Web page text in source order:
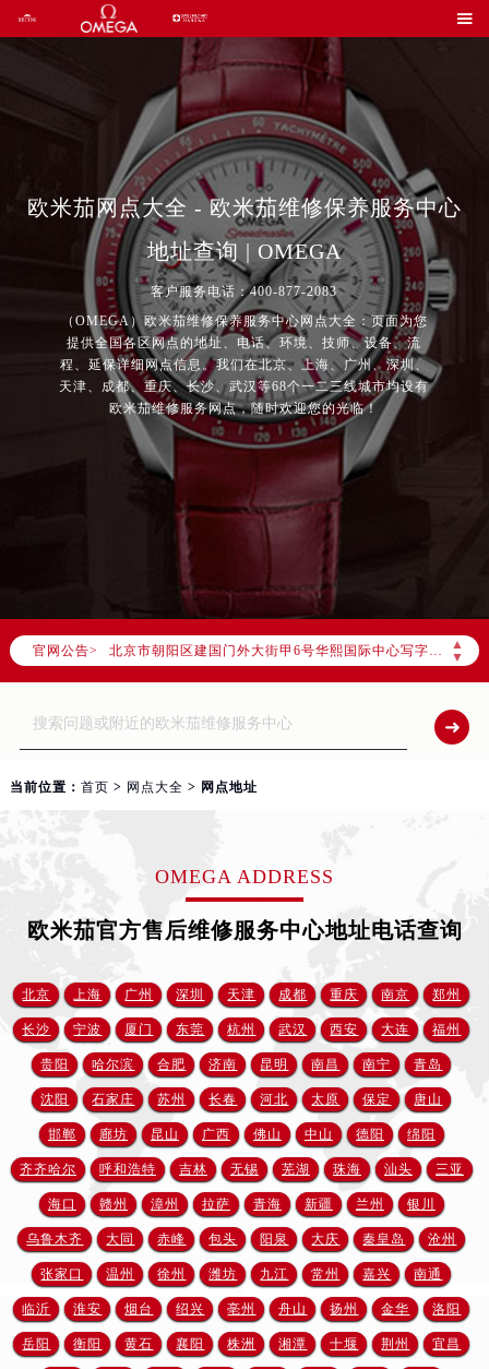

欧米茄网点大全 - 欧米茄维修保养服务中心
地址查询 | OMEGA
客户服务电话：400-877-2083
（OMEGA）欧米茄维修保养服务中心网点大全：页面为您
提供全国各区网点的地址、电话、环境、技师、设备、流
程、延保详细网点信息。我们在北京、上海、广州、深圳、
天津、成都、重庆、长沙、武汉等68个一二三线城市均设有
欧米茄维修服务网点，随时欢迎您的光临！
官网公告>
▲
▼
2026年7月欧米茄中国区售后服务网络优化升级公告
2026年7月欧米茄售后服务中心最新网点地址：
北京市朝阳区建国门外大街甲6号华熙国际中心写字楼D座11层1102室（需提前预约）
天津市和平区赤峰道136号天津国际金融中心写字楼26层2603室（需提前预约）
上海市徐汇区虹桥路3号港汇中心写字楼2座37层3705室（需提前预约）
南京市秦淮区中山南路1号（新街口）南京中心写字楼22层C1-1室（需提前预约）
宁波市江北区大闸南路500号来福士广场办公楼20层2009室（需提前预约）
金华市金东区东市南街777号金华万达广场写字楼4号楼22层2209室（需提前预约）
绍兴市越城区胜利东路379号世茂天际中心写字楼8层805室（需提前预约）
嘉兴市南湖区广益路705号嘉兴世界贸易中心写字楼A座13层1304室（需提前预约）
南昌市红谷滩新区红谷中大道998号绿地双子塔（中央广场）A1座办公楼14层07室（需提前预约）
济南市历下区经十路11111号华润中心写字楼（万象城）15层1508室（需提前预约）
广州市天河区天河路230号万菱汇国际中心写字楼A塔7层704室（需提前预约）
广州市越秀区环市东路371-375号世界贸易中心大厦南塔写字楼15层07室（需提前预约）
深圳市罗湖区深南东路5001号华润大厦写字楼17层1701室（需提前预约）
惠州市惠城区江北文昌一路7号华贸大厦写字楼1座30层05室（需提前预约）
厦门市思明区湖滨东路95号华润大厦写字楼B座11层1104室（需提前预约）
福州市鼓楼区五四路128-1号恒力城写字楼15层03室（需提前预约）
成都市锦江区人民东路6号SAC东原中心写字楼24层2406B室（需提前预约）
重庆市江北区观音桥步行街2号融恒时代广场写字楼9层902室（需提前预约）
当前位置： 首页 > 网点大全 > 网点地址
OMEGA ADDRESS
欧米茄官方售后维修服务中心地址电话查询
北京 上海 广州 深圳 天津 成都 重庆 南京 郑州
长沙 宁波 厦门 东莞 杭州 武汉 西安 大连 福州
贵阳 哈尔滨 合肥 济南 昆明 南昌 南宁 青岛
沈阳 石家庄 苏州 长春 河北 太原 保定 唐山
邯郸 廊坊 昆山 广西 佛山 中山 德阳 绵阳
齐齐哈尔 呼和浩特 吉林 无锡 芜湖 珠海 汕头 三亚
海口 赣州 漳州 拉萨 青海 新疆 兰州 银川
乌鲁木齐 大同 赤峰 包头 阳泉 大庆 秦皇岛 沧州
张家口 温州 徐州 潍坊 九江 常州 嘉兴 南通
临沂 淮安 烟台 绍兴 亳州 舟山 扬州 金华 洛阳
岳阳 衡阳 黄石 襄阳 株洲 湘潭 十堰 荆州 宜昌